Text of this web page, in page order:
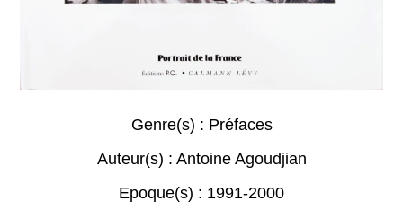
Genre(s) : Préfaces
Auteur(s) : Antoine Agoudjian
Epoque(s) : 1991-2000